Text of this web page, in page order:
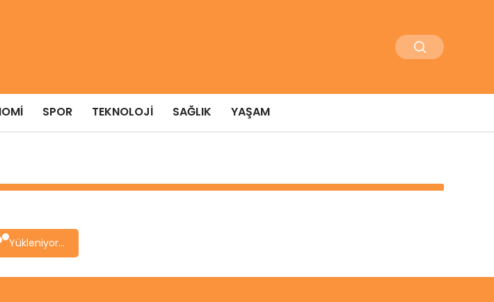
SPOR TEKNOLOJI SAĞLIK YAŞAM
Yükleniyor...